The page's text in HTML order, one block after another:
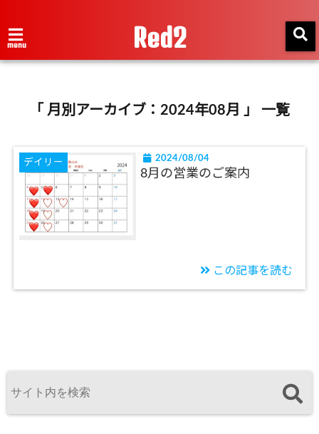
menu Red2
「 月別アーカイブ：2024年08月 」 一覧
デイリー 2024/08/04
8月の営業のご案内
この記事を読む